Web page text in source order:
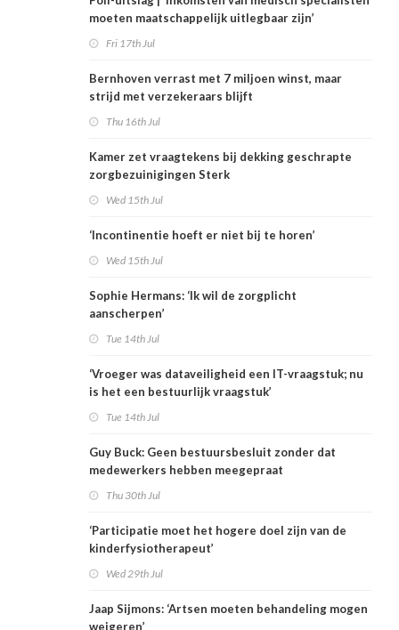
moeten maatschappelijk uitlegbaar zijn’
Fri 17th Jul
Bernhoven verrast met 7 miljoen winst, maar
strijd met verzekeraars blijft
Thu 16th Jul
Kamer zet vraagtekens bij dekking geschrapte
zorgbezuinigingen Sterk
Wed 15th Jul
‘Incontinentie hoeft er niet bij te horen’
Wed 15th Jul
Sophie Hermans: ‘Ik wil de zorgplicht
aanscherpen’
Tue 14th Jul
‘Vroeger was dataveiligheid een IT-vraagstuk; nu
is het een bestuurlijk vraagstuk’
Tue 14th Jul
Guy Buck: Geen bestuursbesluit zonder dat
medewerkers hebben meegepraat
Thu 30th Jul
‘Participatie moet het hogere doel zijn van de
kinderfysiotherapeut’
Wed 29th Jul
Jaap Sijmons: ‘Artsen moeten behandeling mogen
weigeren’